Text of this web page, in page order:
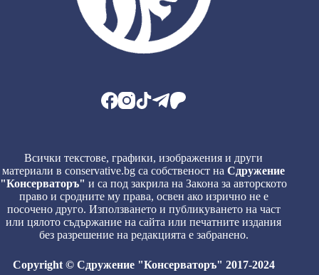
Всички текстове, графики, изображения и други
материали в conservative.bg са собственост наСдружение
"Консерваторъ" и са под закрила на Закона за авторското
право и сродните му права, освен ако изрично не е
посочено друго. Използването и публикуването на част
или цялото съдържание на сайта или печатните издания
без разрешение на редакцията е забранено.
Copyright © Сдружение "Консерваторъ" 2017-2024